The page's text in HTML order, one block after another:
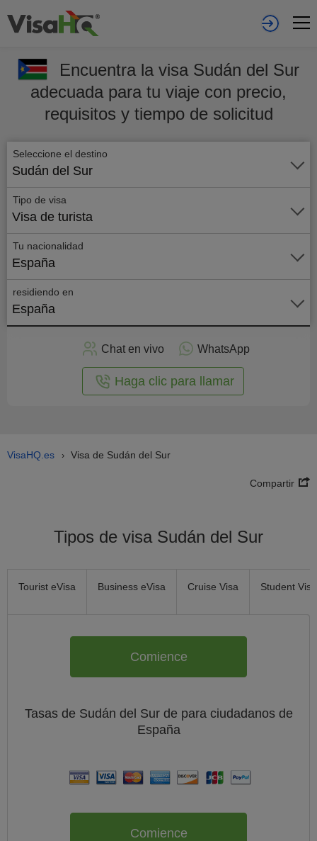
Encuentra la visa Sudán del Sur
adecuada para tu viaje con precio,
requisitos y tiempo de solicitud
Seleccione el destino
Sudán del Sur
Tipo de visa
Visa de turista
Tu nacionalidad
España
residiendo en
España
Chat en vivo WhatsApp
Haga clic para llamar
VisaHQ.es › Visa de Sudán del Sur
Compartir
Tipos de visa Sudán del Sur
Tourist eVisa Business eVisa Cruise Visa Student Visa
Comience
Tasas de Sudán del Sur de para ciudadanos de
España
Comience